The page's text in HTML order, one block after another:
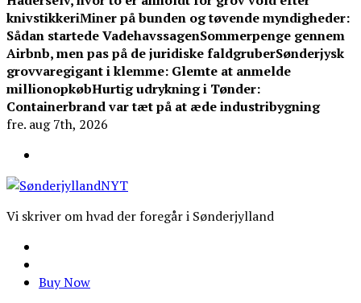
knivstikkeriMiner på bunden og tøvende myndigheder:
Sådan startede VadehavssagenSommerpenge gennem
Airbnb, men pas på de juridiske faldgruberSønderjysk
grovvaregigant i klemme: Glemte at anmelde
millionopkøbHurtig udrykning i Tønder:
Containerbrand var tæt på at æde industribygning
fre. aug 7th, 2026
Vi skriver om hvad der foregår i Sønderjylland
Buy Now